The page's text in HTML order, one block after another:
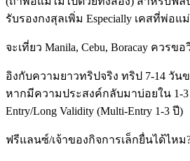
รับรองกงสุลเพิ่ม Especially เคสที่พ่อแ
จะเที่ยว Manila, Cebu, Boracay ควรข
อิงกับความยาวทริปจริง ทริป 7-14 วัน
หากมีความประสงค์กลับมาบ่อยใน 1-3
Entry/Long Validity (Multi-Entry 1-3 ปี)
ฟรีแลนซ์/เจ้าของกิจการเล็กยื่นได้ไหม